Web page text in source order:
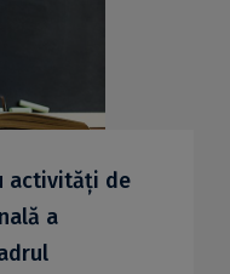
activități de
a